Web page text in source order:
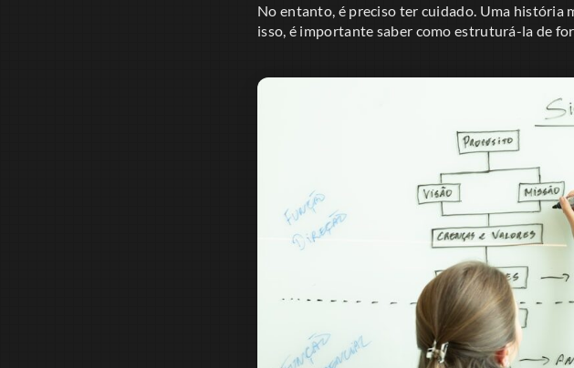
No entanto, é preciso ter cuidado. Uma história
isso, é importante saber como estruturá-la de